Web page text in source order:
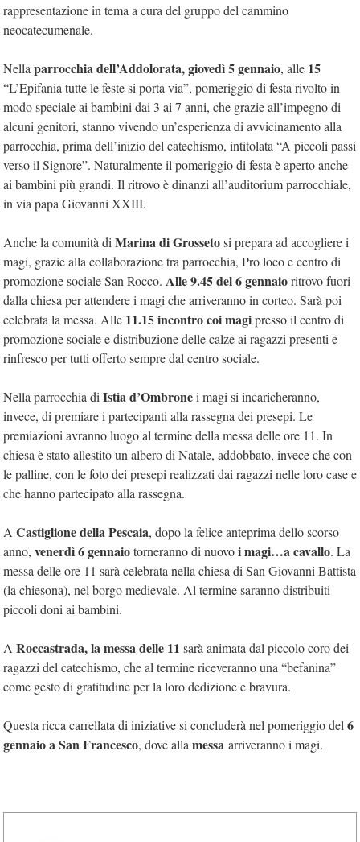
rappresentazione in tema a cura del gruppo del cammino
neocatecumenale.
Nella parrocchia dell’Addolorata, giovedì 5 gennaio, alle 15
“L’Epifania tutte le feste si porta via”, pomeriggio di festa rivolto in
modo speciale ai bambini dai 3 ai 7 anni, che grazie all’impegno di
alcuni genitori, stanno vivendo un’esperienza di avvicinamento alla
parrocchia, prima dell’inizio del catechismo, intitolata “A piccoli passi
verso il Signore”. Naturalmente il pomeriggio di festa è aperto anche
ai bambini più grandi. Il ritrovo è dinanzi all’auditorium parrocchiale,
in via papa Giovanni XXIII.
Anche la comunità di Marina di Grossetosi prepara ad accogliere i
magi, grazie alla collaborazione tra parrocchia, Pro loco e centro di
promozione sociale San Rocco. Alle 9.45 del 6 gennaioritrovo fuori
dalla chiesa per attendere i magi che arriveranno in corteo. Sarà poi
celebrata la messa. Alle 11.15 incontro coi magipresso il centro di
promozione sociale e distribuzione delle calze ai ragazzi presenti e
rinfresco per tutti offerto sempre dal centro sociale.
Nella parrocchia di Istia d’Ombronei magi si incaricheranno,
invece, di premiare i partecipanti alla rassegna dei presepi. Le
premiazioni avranno luogo al termine della messa delle ore 11. In
chiesa è stato allestito un albero di Natale, addobbato, invece che con
le palline, con le foto dei presepi realizzati dai ragazzi nelle loro case e
che hanno partecipato alla rassegna.
A Castiglione della Pescaia, dopo la felice anteprima dello scorso
anno, venerdì 6 gennaiotorneranno di nuovoi magi…a cavallo. La
messa delle ore 11 sarà celebrata nella chiesa di San Giovanni Battista
(la chiesona), nel borgo medievale. Al termine saranno distribuiti
piccoli doni ai bambini.
A Roccastrada, la messa delle 11 sarà animata dal piccolo coro dei
ragazzi del catechismo, che al termine riceveranno una “befanina”
come gesto di gratitudine per la loro dedizione e bravura.
Questa ricca carrellata di iniziative si concluderà nel pomeriggio del 6
gennaio a San Francesco, dove alla messa arriveranno i magi.